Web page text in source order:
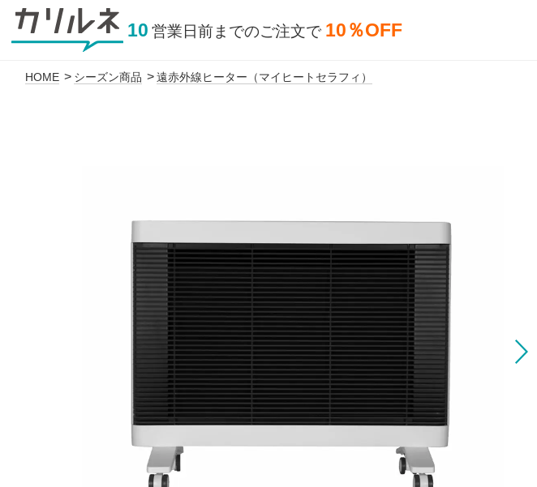
10 営業日前までのご注文で 10％OFF
HOME シーズン商品 遠赤外線ヒーター（マイヒートセラフィ）